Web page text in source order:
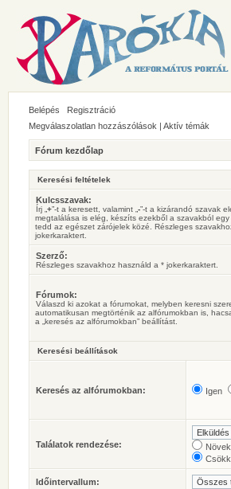
Belépés
Regisztráció
Megválaszolatlan hozzászólások | Aktív témák
Fórum kezdőlap
Keresési feltételek
Kulcsszavak:
Írj „ +”-t a keresett, valamint „ -”-t a kizárandó szavak
megtalálása is elég, készíts ezekből a szavakból egy „
tedd az egészet zárójelek közé. Részleges
jokerkaraktert.
Szerző:
Részleges szavakhoz használd a * jokerkaraktert.
Fórumok:
Válaszd ki azokat a fórumokat, melyben keresni
automatikusan megtörténik az alfórumokban is,
a „keresés az alfórumokban” beállítást.
Keresési beállítások
Keresés az alfórumokban: Igen
Találatok rendezése:
Időintervallum: